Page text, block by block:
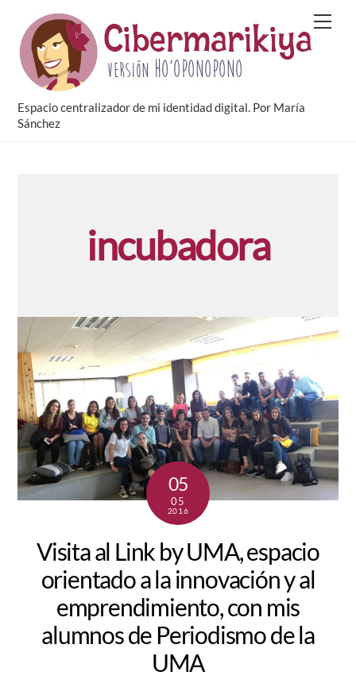
content
Espacio centralizador de mi identidad digital. Por María
Sánchez
incubadora
05
05
2016
Visita al Link by UMA, espacio
orientado a la innovación y al
emprendimiento, con mis
alumnos de Periodismo de la
UMA